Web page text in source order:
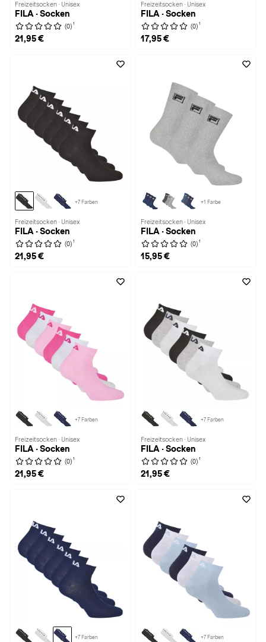
Freizeitsocken · Unisex
FILA · Socken
(0) 1
21,95 €
Freizeitsocken · Unisex
FILA · Socken
(0) 1
17,95 €
+7 Farben
Freizeitsocken · Unisex
FILA · Socken
(0) 1
21,95 €
+1 Farbe
Freizeitsocken · Unisex
FILA · Socken
(0) 1
15,95 €
+7 Farben
Freizeitsocken · Unisex
FILA · Socken
(0) 1
21,95 €
+7 Farben
Freizeitsocken · Unisex
FILA · Socken
(0) 1
21,95 €
+7 Farben +7 Farben